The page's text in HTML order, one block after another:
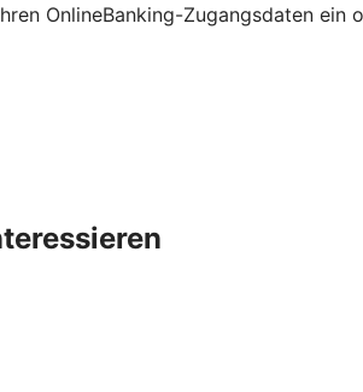
OnlineBanking-Zugangsdaten